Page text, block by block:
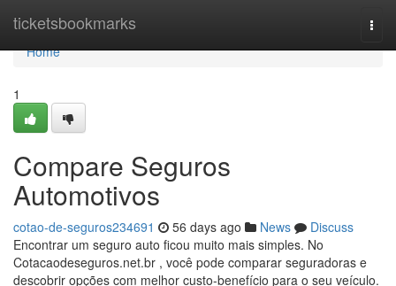
ticketsbookmarks
Home
Home
1
Compare Seguros
Automotivos
cotao-de-seguros234691 56 days ago News
Discuss
Encontrar um seguro auto ficou muito mais simples. No
Cotacaodeseguros.net.br , você pode comparar seguradoras e
descobrir opções com melhor custo-benefício para o seu veículo.